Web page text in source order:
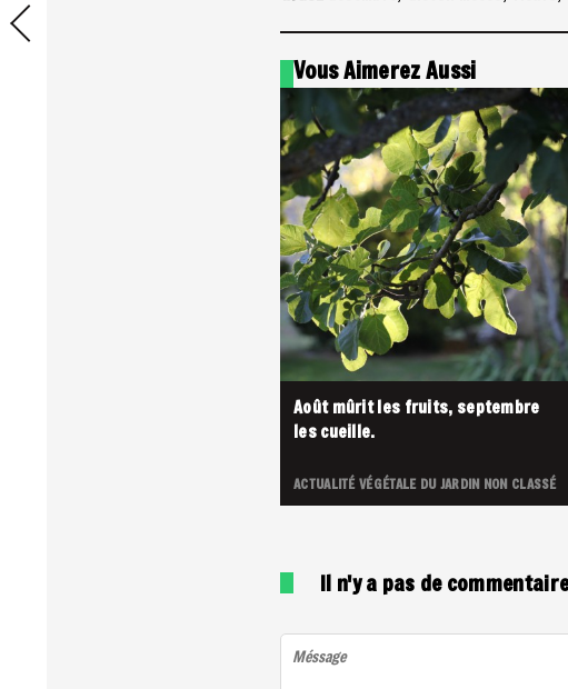
Vous Aimerez Aussi
Août mûrit les fruits, septembre
les cueille.
ACTUALITÉ VÉGÉTALE DU JARDIN NON CLASSÉ
Il n'y a pas de